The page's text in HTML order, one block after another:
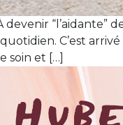
“l’aidante”
C’est
soin et […]